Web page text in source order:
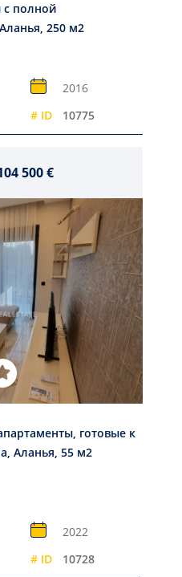
с полной
250 м2
2016
# ID 10775
500 €
готовые к
Аланья, 55 м2
2022
# ID 10728